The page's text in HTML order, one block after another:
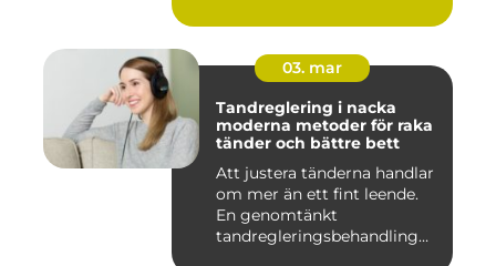
03. mar
Tandreglering i nacka
moderna metoder för raka
tänder och bättre bett
Att justera tänderna handlar
om mer än ett fint leende.
En genomtänkt
tandregleringsbehandling